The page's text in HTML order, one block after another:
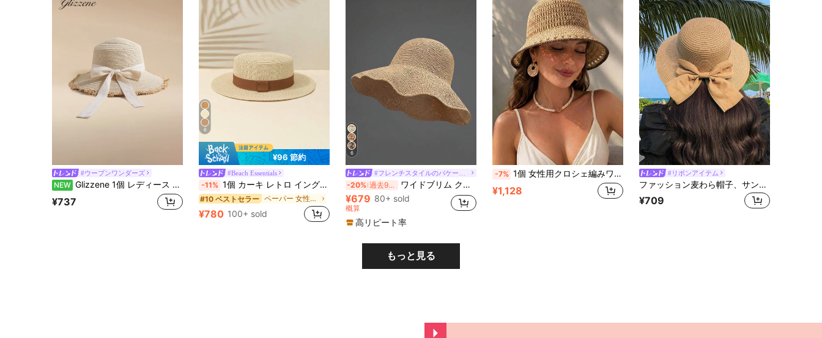
#ウーブンワンダーズ
NEW Glizzene 1個 レディース ファッション ストローハット リボン装飾、エレガントなボヘミアンスタイル サンハット ビーチ、旅行、デイリー、パーティーに
¥737
6
¥96 節約
#Beach Essentials
-11% 1個 カーキ レトロ イングリッシュスタイル レザーつば ビーチサンバイザー、デイリー使いに最適
#10 ベストセラー ペーパー 女性の帽子
¥780 100+ sold
6
-20% 過去9時間 ワイドブリム クラッシック 麦わら帽子、レディース ビーチ サンハット、春夏用 バーサタイル バケットハット UVカット
¥679 80+ sold
概算
高リピート率
-7% 1個 女性用クロシェ編みワイドブリムサンハット、通気性のある夏用ビーチハット、折りたたみ可能な黒トリム付き、旅行や休暇に便利
¥1,128
#リボンアイテム
ファッション麦わら帽子、サンハット、カジュアルちょう結びデザイン レディース、UV対策、アウトドア、ビーチに適し、軽量でスタイリッシュ
¥709
もっと見る